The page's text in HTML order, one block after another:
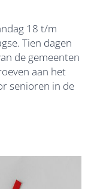
18 t/m
Tien dagen
de gemeenten
aan het
senioren in de